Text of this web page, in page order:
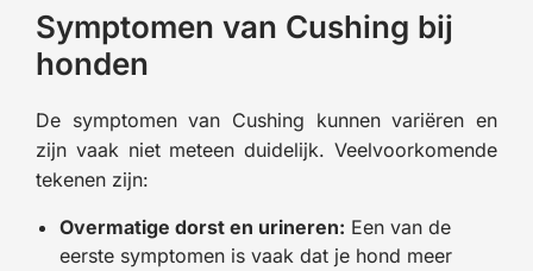
Symptomen van Cushing bij
honden
De symptomen van Cushing kunnen variëren en
zijn vaak niet meteen duidelijk. Veelvoorkomende
tekenen zijn:
Overmatige dorst en urineren: Een van de
eerste symptomen is vaak dat je hond meer